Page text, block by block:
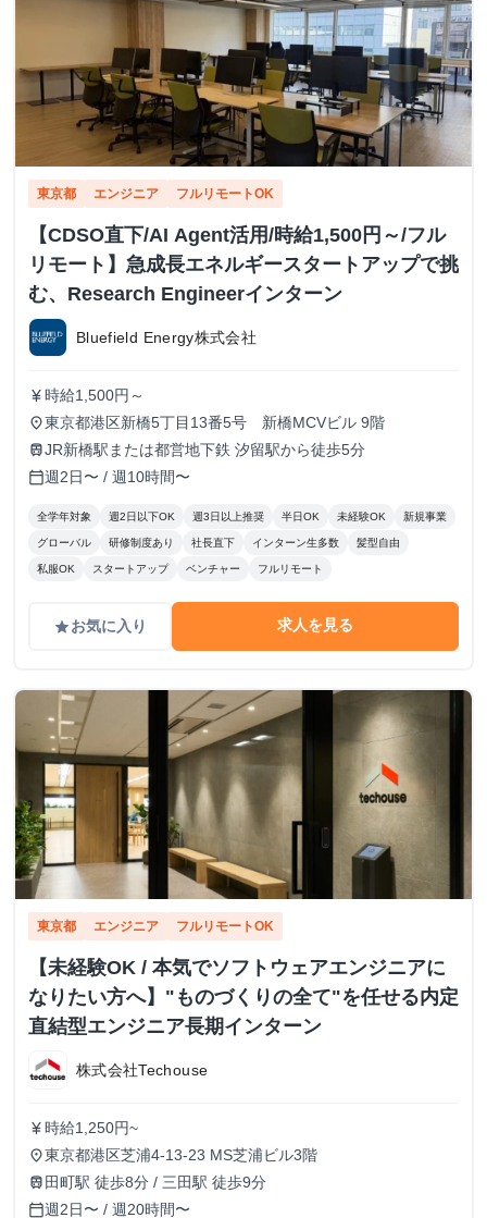
東京都 エンジニア フルリモートOK
【CDSO直下/AI Agent活用/時給1,500円～/フル
リモート】急成長エネルギースタートアップで挑
む、Research Engineerインターン
Bluefield Energy株式会社
currency_yen 時給1,500円～
place東京都港区新橋5丁目13番5号 新橋MCVビル 9階
trainJR新橋駅または都営地下鉄 汐留駅から徒歩5分
calendar_today週2日〜 / 週10時間〜
全学年対象 週2日以下OK 週3日以上推奨 半日OK 未経験OK 新規事業
グローバル 研修制度あり 社長直下 インターン生多数 髪型自由
私服OK スタートアップ ベンチャー フルリモート
gradeお気に入り 求人を見る
東京都 エンジニア フルリモートOK
【未経験OK / 本気でソフトウェアエンジニアに
なりたい方へ】"ものづくりの全て"を任せる内定
直結型エンジニア長期インターン
株式会社Techouse
currency_yen 時給1,250円~
place東京都港区芝浦4-13-23 MS芝浦ビル3階
train 田町駅 徒歩8分 / 三田駅 徒歩9分
calendar_today週2日〜 / 週20時間〜